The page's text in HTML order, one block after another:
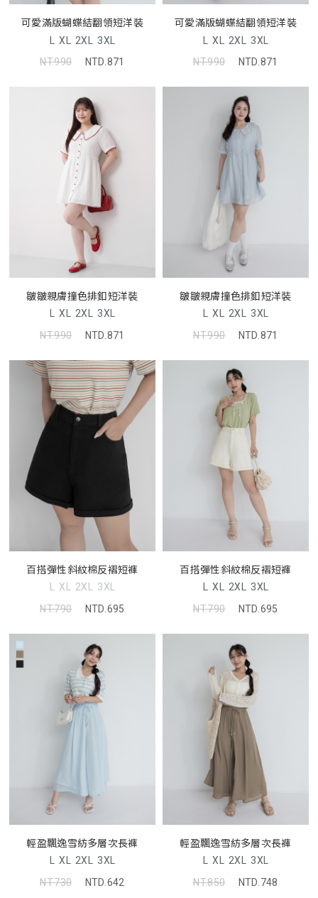
可愛滿版蝴蝶結翻領短洋裝
L XL 2XL 3XL
NT.990
NTD.871
可愛滿版蝴蝶結翻領短洋裝
L XL 2XL 3XL
NT.990
NTD.871
皺皺親膚撞色排釦短洋裝
L XL 2XL 3XL
NT.990
NTD.871
皺皺親膚撞色排釦短洋裝
L XL 2XL 3XL
NT.990
NTD.871
百搭彈性斜紋棉反褶短褲
L XL 2XL 3XL
NT.790
NTD.695
百搭彈性斜紋棉反褶短褲
L XL 2XL 3XL
NT.790
NTD.695
輕盈飄逸雪紡多層次長褲
L XL 2XL 3XL
NT.730
NTD.642
輕盈飄逸雪紡多層次長褲
L XL 2XL 3XL
NT.850
NTD.748